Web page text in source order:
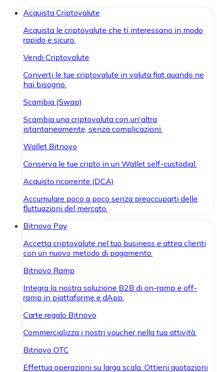
Acquista Criptovalute
Acquista le criptovalute che ti interessano in modo
rapido e sicuro.
Vendi Criptovalute
Converti le tue criptovalute in valuta fiat quando ne
hai bisogno.
Scambia (Swap)
Scambia una criptovaluta con un'altra
istantaneamente, senza complicazioni.
Wallet Bitnovo
Conserva le tue cripto in un Wallet self-custodial.
Acquisto ricorrente (DCA)
Accumulare poco a poco senza preoccuparti delle
fluttuazioni del mercato.
Bitnovo Pay
Accetta criptovalute nel tuo business e attira clienti
con un nuovo metodo di pagamento.
Bitnovo Ramp
Integra la nostra soluzione B2B di on-ramp e off-
ramp in piattaforme e dApp.
Carte regalo Bitnovo
Commercializza i nostri voucher nella tua attività.
Bitnovo OTC
Effettua operazioni su larga scala. Ottieni quotazioni